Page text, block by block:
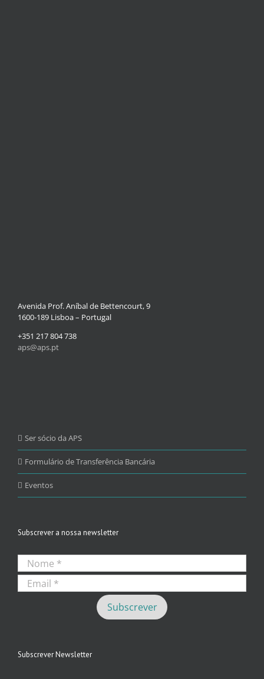
Avenida Prof. Aníbal de Bettencourt, 9
1600-189 Lisboa – Portugal
+351 217 804 738
aps@aps.pt
Ser sócio da APS
Formulário de Transferência Bancária
Eventos
Subscrever a nossa newsletter
Subscrever Newsletter